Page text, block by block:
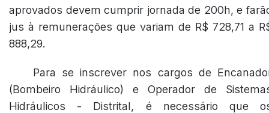
aprovados devem cumprir jornada de 200h, e
jus à remunerações que variam de R$ 728,71 a
888,29.
Para se inscrever nos cargos de
(Bombeiro Hidráulico) e Operador de
Hidráulicos - Distrital, é necessário que